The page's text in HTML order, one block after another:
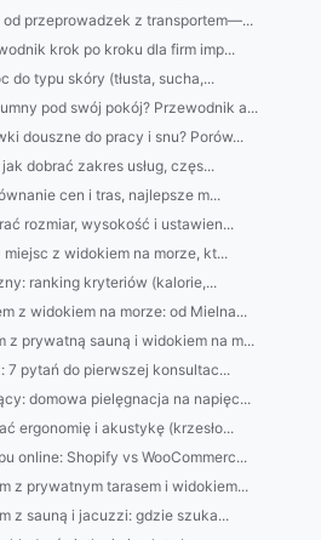
przeprowadzek z transportem—...
krok po kroku dla firm imp...
do typu skóry (tłusta, sucha,...
pod swój pokój? Przewodnik a...
douszne do pracy i snu? Porów...
dobrać zakres usług, częs...
cen i tras, najlepsze m...
rozmiar, wysokość i ustawien...
miejsc z widokiem na morze, kt...
ranking kryteriów (kalorie,...
z widokiem na morze: od Mielna...
z prywatną sauną i widokiem na m...
pytań do pierwszej konsultac...
domowa pielęgnacja na napięc...
ergonomię i akustykę (krzesło...
online: Shopify vs WooCommerc...
z prywatnym tarasem i widokiem...
z sauną i jacuzzi: gdzie szuka...